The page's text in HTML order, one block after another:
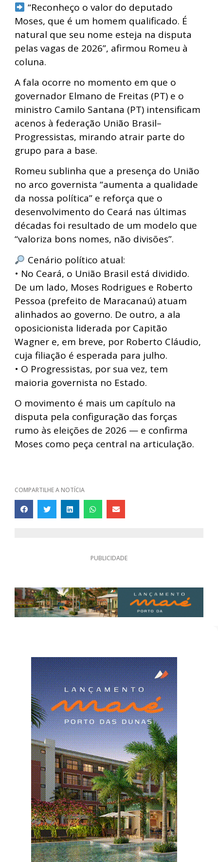
“Reconheço o valor do deputado
Moses, que é um homem qualificado. É
natural que seu nome esteja na disputa
pelas vagas de 2026”, afirmou Romeu à
coluna.
A fala ocorre no momento em que o
governador Elmano de Freitas (PT) e o
ministro Camilo Santana (PT) intensificam
acenos à federação União Brasil–
Progressistas, mirando atrair parte do
grupo para a base.
Romeu sublinha que a presença do União
no arco governista “aumenta a qualidade
da nossa política” e reforça que o
desenvolvimento do Ceará nas últimas
décadas foi resultado de um modelo que
“valoriza bons nomes, não divisões”.
Cenário político atual:
• No Ceará, o União Brasil está dividido.
De um lado, Moses Rodrigues e Roberto
Pessoa (prefeito de Maracanaú) atuam
alinhados ao governo. De outro, a ala
oposicionista liderada por Capitão
Wagner e, em breve, por Roberto Cláudio,
cuja filiação é esperada para julho.
• O Progressistas, por sua vez, tem
maioria governista no Estado.
O movimento é mais um capítulo na
disputa pela configuração das forças
rumo às eleições de 2026 — e confirma
Moses como peça central na articulação.
COMPARTILHE A NOTÍCIA
PUBLICIDADE